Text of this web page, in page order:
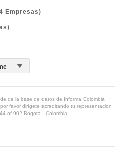
Empresas)
de la base de datos de Informa Colombia
favor dirígete acreditando tu representación
of.902 Bogotá - Colombia